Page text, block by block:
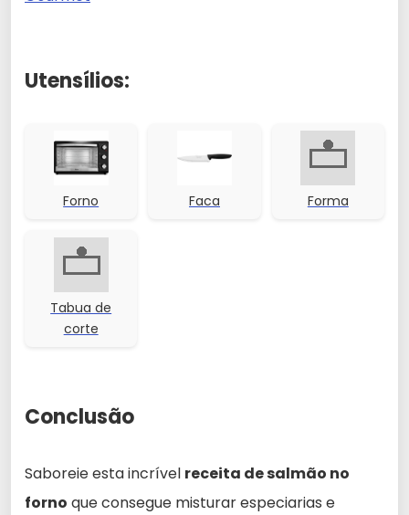
Utensílios:
Forno Faca Forma
Tabua de
corte
Conclusão
Saboreie esta incrível receita de salmão no
forno que consegue misturar especiarias e